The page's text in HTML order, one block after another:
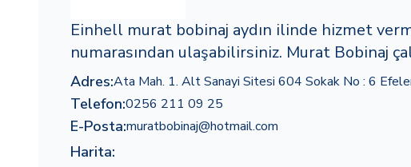
Einhell murat bobinaj aydın ilinde hizmet
numarasından ulaşabilirsiniz. Murat Bobinaj
Adres:Ata Mah. 1. Alt Sanayi Sitesi 604 Sokak No : 6
Telefon:0256 211 09 25
E-Posta:muratbobinaj@hotmail.com
Harita: